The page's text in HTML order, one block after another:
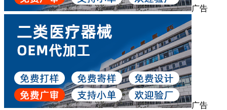
广告
广告